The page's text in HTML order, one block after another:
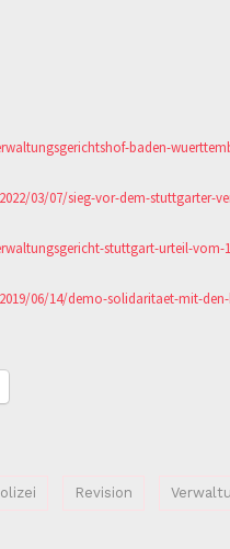
baden-
03/07/sieg-vor-dem-stuttgarter-
stuttgart-urteil-vom-
06/14/demo-solidaritaet-mit-
Revision